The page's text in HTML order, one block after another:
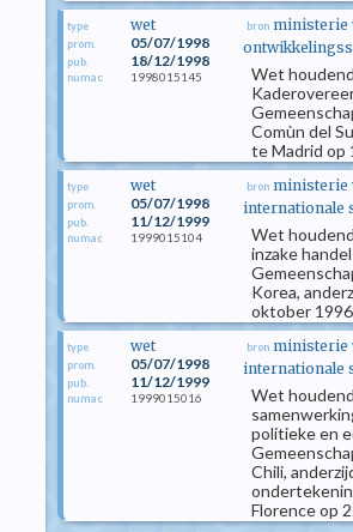
type wet
prom. 05/07/1998
pub. 18/12/1998
numac 1998015145
bron ministerie
Wet
Comùn del
te Madrid op
type wet
prom. 05/07/1998
pub. 11/12/1999
numac 1999015104
bron ministerie
internationale
Wet
inzake
Korea,
oktober 1996
type wet
prom. 05/07/1998
pub. 11/12/1999
numac 1999015016
bron ministerie
internationale
Wet
politieke en
Chili,
Florence op